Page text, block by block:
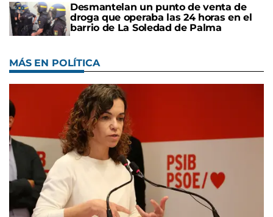
Desmantelan un punto de venta de
droga que operaba las 24 horas en el
barrio de La Soledad de Palma
MÁS EN POLÍTICA